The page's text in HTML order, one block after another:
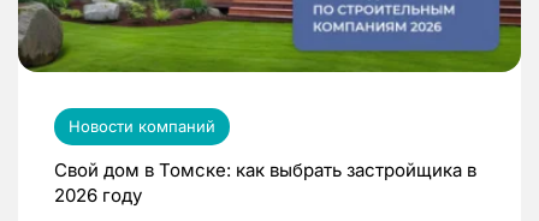
Новости компаний
Свой дом в Томске: как выбрать застройщика в
2026 году